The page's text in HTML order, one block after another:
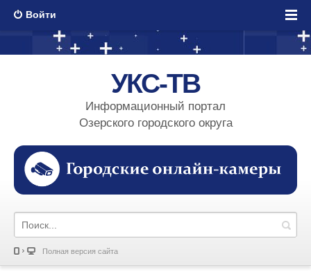
Войти
УКС-ТВ
Информационный портал
Озерского городского округа
Полная версия сайта